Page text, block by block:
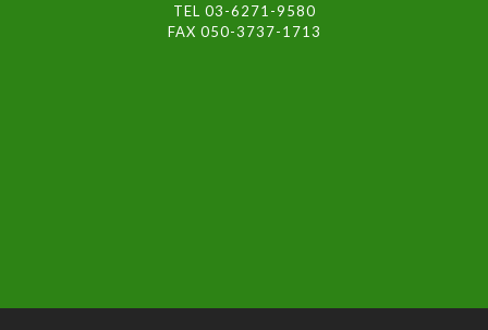
TEL 03-6271-9580
FAX 050-3737-1713